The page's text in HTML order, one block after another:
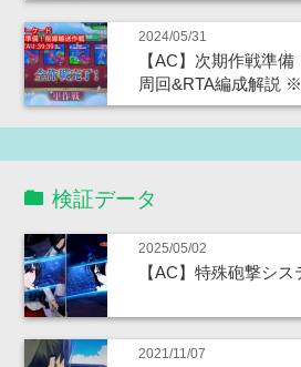
2024/05/31
【AC】次期作戦準
周回&RTA編成解説
検証データ
2025/05/02
【AC】特殊砲撃シ
2021/11/07